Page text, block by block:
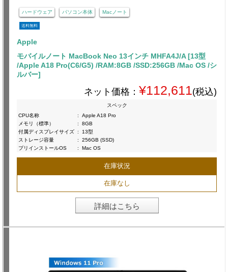
ハードウェア パソコン本体 Macノート
送料無料
Apple
モバイルノート MacBook Neo 13インチ MHFA4J/A [13型
/Apple A18 Pro(C6/G5) /RAM:8GB /SSD:256GB /Mac OS /シ
ルバー]
ネット価格： ¥112,611(税込)
スペック
CPU名称
:
Apple A18 Pro
メモリ（標準）
:
8GB
付属ディスプレイサイズ :
13型
ストレージ容量
:
256GB (SSD)
プリインストールOS
: Mac OS
在庫状況
在庫なし
詳細はこちら